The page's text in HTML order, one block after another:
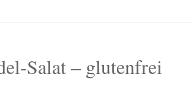
Salat – glutenfrei